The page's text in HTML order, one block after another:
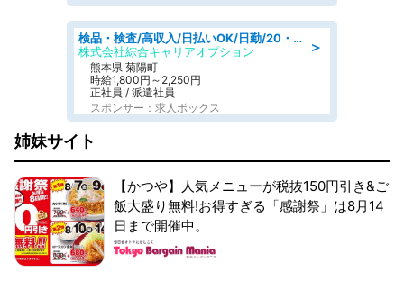
＞
検品・検査/高収入/日払いOK/日勤/20・30・40代活躍中/製造 工場
株式会社綜合キャリアオプション
熊本県 菊陽町
時給1,800円～2,250円
正社員 / 派遣社員
スポンサー：求人ボックス
姉妹サイト
【かつや】人気メニューが税抜150円引き&ご
飯大盛り無料!お得すぎる「感謝祭」は8月14
日まで開催中。